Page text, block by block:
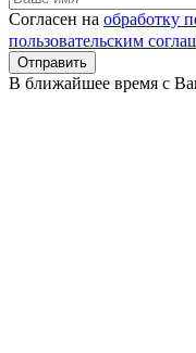
Согласен на обработку
пользовательским
В ближайшее время с